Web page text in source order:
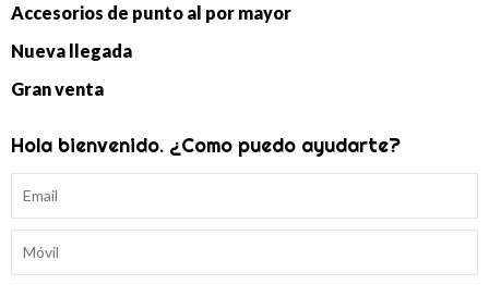
Accesorios de punto al por mayor
Nueva llegada
Gran venta
Hola bienvenido. ¿Como puedo ayudarte?